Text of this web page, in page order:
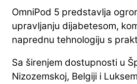
OmniPod 5 predstavlja
upravljanju dijabetesom,
naprednu tehnologiju s
Sa širenjem dostupnosti u
Nizozemskoj, Belgiji i